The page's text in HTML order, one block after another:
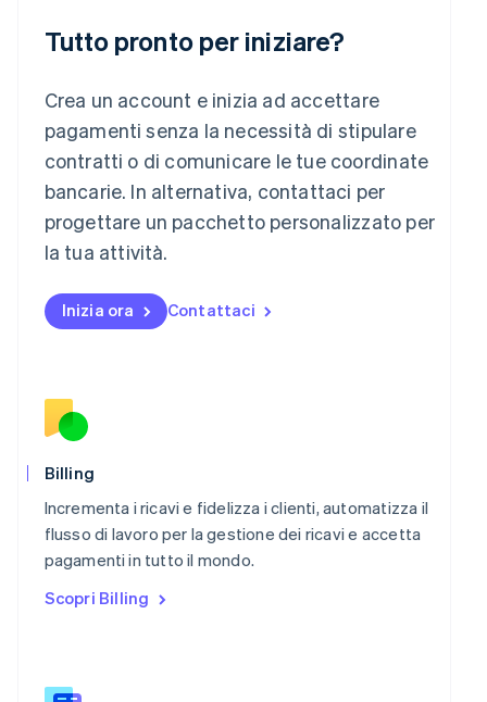
Tutto pronto per iniziare?
Crea un account e inizia ad accettare
pagamenti senza la necessità di stipulare
contratti o di comunicare le tue coordinate
bancarie. In alternativa, contattaci per
progettare un pacchetto personalizzato per
la tua attività.
Inizia ora Contattaci
Billing
Incrementa i ricavi e fidelizza i clienti, automatizza il
flusso di lavoro per la gestione dei ricavi e accetta
pagamenti in tutto il mondo.
Scopri Billing
Lituania
Lussemburgo
Malaysia
English简体中文
Malta
Messico
EspañolEnglish
English
Nuova Zelanda
English
Portogallo
RAS di Hong Kong, Cina
English简体中文
Regno Unito
English
English
English